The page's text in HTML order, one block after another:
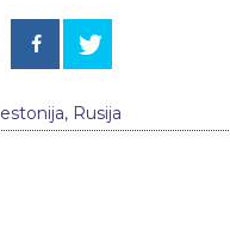
estonija, Rusija